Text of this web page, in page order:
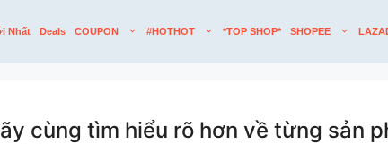
Nhất Deals COUPON #HOTHOT *TOP SHOP* SHOPEE
cùng tìm hiểu rõ hơn về từng sản